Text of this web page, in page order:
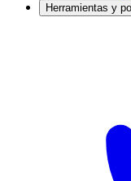
Herramientas y